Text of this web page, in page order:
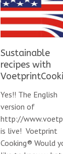
Sustainable
recipes with
Yes!! The English
version of
http://
is live! Voetprint
Cooking® Would